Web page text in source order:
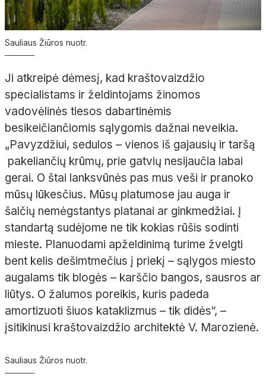
Sauliaus Žiūros nuotr.
Ji atkreipė dėmesį, kad kraštovaizdžio
specialistams ir želdintojams žinomos
vadovėlinės tiesos dabartinėmis
besikeičiančiomis sąlygomis dažnai neveikia.
„Pavyzdžiui, sedulos – vienos iš gajausių ir taršą
pakeliančių krūmų, prie gatvių nesijaučia labai
gerai. O štai lanksvūnės pas mus veši ir pranoko
mūsų lūkesčius. Mūsų platumose jau auga ir
šalčių nemėgstantys platanai ar ginkmedžiai. Į
standartą sudėjome ne tik kokias rūšis sodinti
mieste. Planuodami apželdinimą turime žvelgti
bent kelis dešimtmečius į priekį – sąlygos miesto
augalams tik blogės – karščio bangos, sausros ar
liūtys. O žalumos poreikis, kuris padeda
amortizuoti šiuos kataklizmus – tik didės“, –
įsitikinusi kraštovaizdžio architektė V. Marozienė.
Sauliaus Žiūros nuotr.